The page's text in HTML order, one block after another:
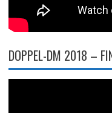
DOPPEL-DM 2018 –